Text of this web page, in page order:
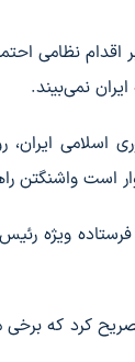
اقدام نظامی
نمی‌بیند.
ایران،
است واشنگتن
ویژه
تصریح کرد که